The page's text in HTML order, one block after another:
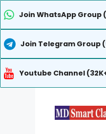
Join WhatsApp Group
Join Telegram Group
Youtube Channel